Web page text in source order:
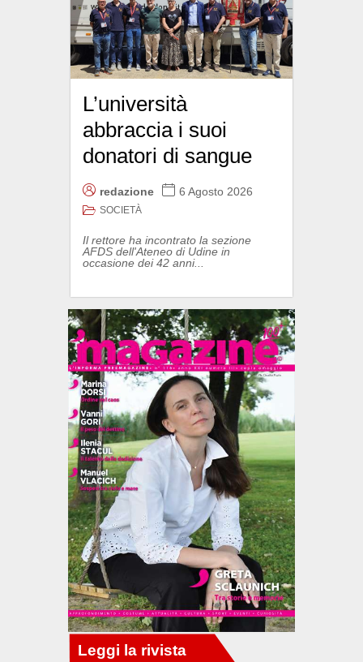
L’università
abbraccia i suoi
donatori di sangue
redazione 6 Agosto 2026
SOCIETÀ
Il rettore ha incontrato la sezione
AFDS dell'Ateneo di Udine in
occasione dei 42 anni...